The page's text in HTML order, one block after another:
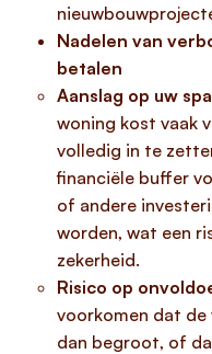
Nadelen van
betalen
Aanslag op uw
woning kost vaak
volledig in te
financiële buffer
of andere
worden, wat een
zekerheid.
Risico op
voorkomen dat
dan begroot, of